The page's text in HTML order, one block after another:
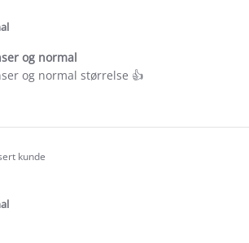
og normal
og normal størrelse 👍
kunde